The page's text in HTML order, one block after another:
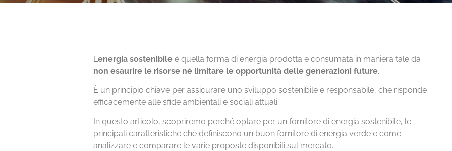
L’energia sostenibile è quella forma di energia prodotta e consumata in maniera tale da
non esaurire le risorse né limitare le opportunità delle generazioni future.
È un principio chiave per assicurare uno sviluppo sostenibile e responsabile, che risponde
efficacemente alle sfide ambientali e sociali attuali.
In questo articolo, scopriremo perché optare per un fornitore di energia sostenibile, le
principali caratteristiche che definiscono un buon fornitore di energia verde e come
analizzare e comparare le varie proposte disponibili sul mercato.